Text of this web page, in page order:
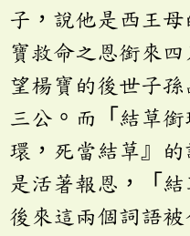
子，說他是西王
寶救命之恩銜來
望楊寶的後世子
三公。而「結草
環，死當結草』的
是活著報恩，「
後來這兩個詞語